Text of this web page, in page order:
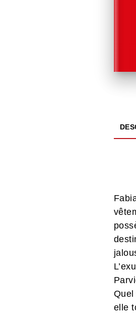
elle